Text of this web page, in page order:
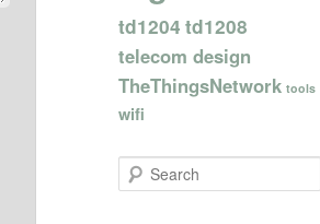
td1204 td1208
telecom design
TheThingsNetwork tools
wifi
e